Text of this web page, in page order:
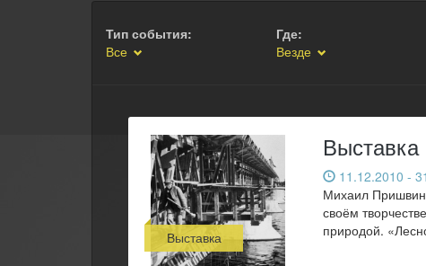
Тип события:
Все
Где:
Везде
Выставка
11.12.2010 -
Михаил Пришвин
своём
природой.